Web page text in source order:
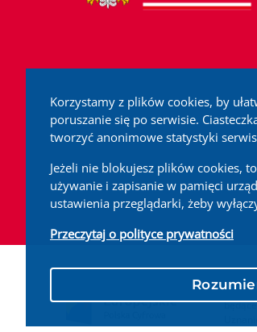
Korzystamy z plików cookies, by
poruszanie się po serwisie.
tworzyć anonimowe statystyki
Jeżeli nie blokujesz plików cookies,
używanie i zapisanie w pamięci
ustawienia przeglądarki, żeby
Przeczytaj o polityce prywatności